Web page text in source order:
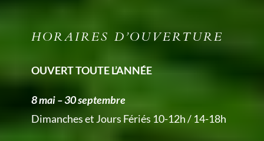
HORAIRES D’OUVERTURE
OUVERT TOUTE L’ANNÉE
8 mai – 30 septembre
Dimanches et Jours Fériés 10-12h / 14-18h